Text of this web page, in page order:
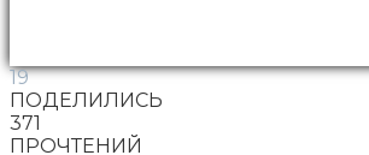
19
ПОДЕЛИЛИСЬ
371
ПРОЧТЕНИЙ